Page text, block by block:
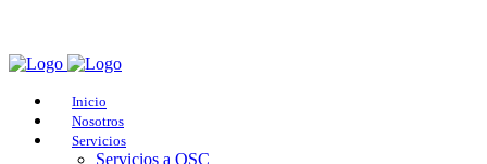
Inicio
Nosotros
Servicios
Servicios a OSC